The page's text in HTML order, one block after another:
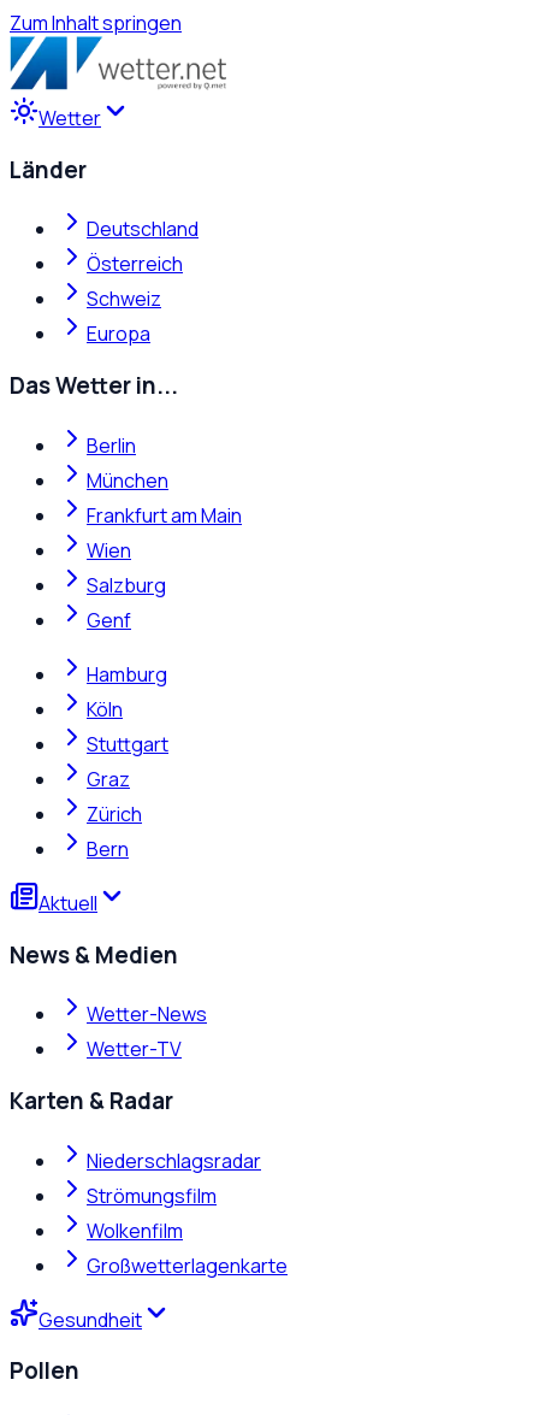
Zum Inhalt springen
Wetter
Länder
Deutschland
Österreich
Schweiz
Europa
Das Wetter in...
Berlin
München
Frankfurt am Main
Wien
Salzburg
Genf
Hamburg
Köln
Stuttgart
Graz
Zürich
Bern
Aktuell
News & Medien
Wetter-News
Wetter-TV
Karten & Radar
Niederschlagsradar
Strömungsfilm
Wolkenfilm
Großwetterlagenkarte
Gesundheit
Pollen